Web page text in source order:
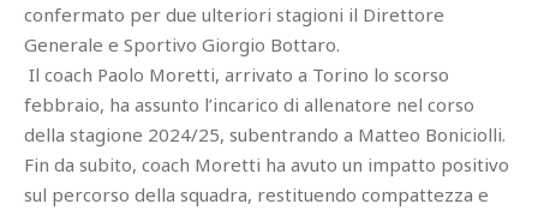
confermato per due ulteriori stagioni il Direttore
Generale e Sportivo Giorgio Bottaro.
Il coach Paolo Moretti, arrivato a Torino lo scorso
febbraio, ha assunto l’incarico di allenatore nel corso
della stagione 2024/25, subentrando a Matteo Boniciolli.
Fin da subito, coach Moretti ha avuto un impatto positivo
sul percorso della squadra, restituendo compattezza e